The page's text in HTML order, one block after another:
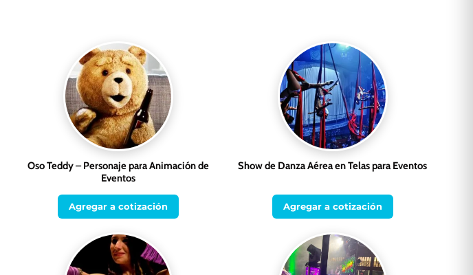
Oso Teddy – Personaje para Animación de
Eventos
Agregar a cotización
Show de Danza Aérea en Telas para Eventos
Agregar a cotización